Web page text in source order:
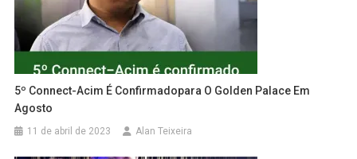
5º Connect-Acim É Confirmadopara O Golden Palace Em
Agosto
11 de abril de 2023 Alan Teixeira